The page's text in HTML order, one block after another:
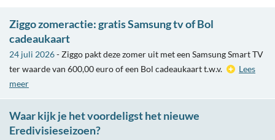
Ziggo zomeractie: gratis Samsung tv of Bol
cadeaukaart
24 juli 2026- Ziggo pakt deze zomer uit met een Samsung Smart TV
ter waarde van 600,00 euro of een Bol cadeaukaart t.w.v.
Lees
meer
Waar kijk je het voordeligst het nieuwe
Eredivisieseizoen?